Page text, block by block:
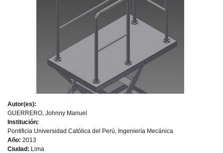
Autor(es):
GUERRERO, Johnny Manuel
Institución:
Pontificia Universidad Católica del Perú, Ingeniería Mecánica
Año: 2013
Ciudad: Lima